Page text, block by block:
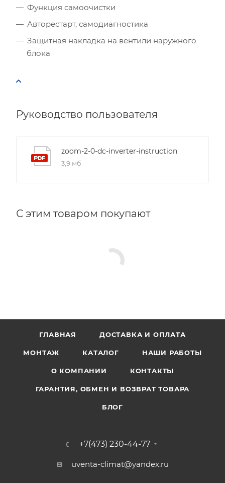
Функция самоочистки
Авторестарт, самодиагностика
Защитная накладка на вентили наружного
блока
Руководство пользователя
zoom-2-0-dc-inverter-instruction
3,9 мб
С этим товаром покупают
ГЛАВНАЯ ДОСТАВКА И ОПЛАТА
МОНТАЖ КАТАЛОГ НАШИ РАБОТЫ
О КОМПАНИИ КОНТАКТЫ
ГАРАНТИЯ, ОБМЕН И ВОЗВРАТ ТОВАРА
БЛОГ
+7(473) 230-44-77
uventa-climat@yandex.ru
Расчётная мощность охлаждения: 2.53кВт